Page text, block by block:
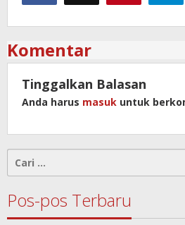
Komentar
Tinggalkan Balasan
Anda harus masuk untuk
untuk:
Pos-pos Terbaru